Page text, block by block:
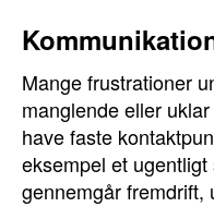
Mange frustrationer
manglende eller
have faste
eksempel et
gennemgår